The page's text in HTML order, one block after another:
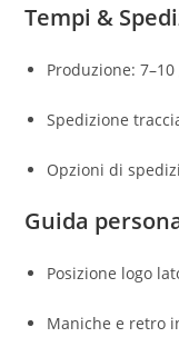
Tempi &
Produzione:
Spedizione
Opzioni di
Guida
Posizione logo
Maniche e retro